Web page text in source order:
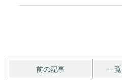
前の記事 一覧